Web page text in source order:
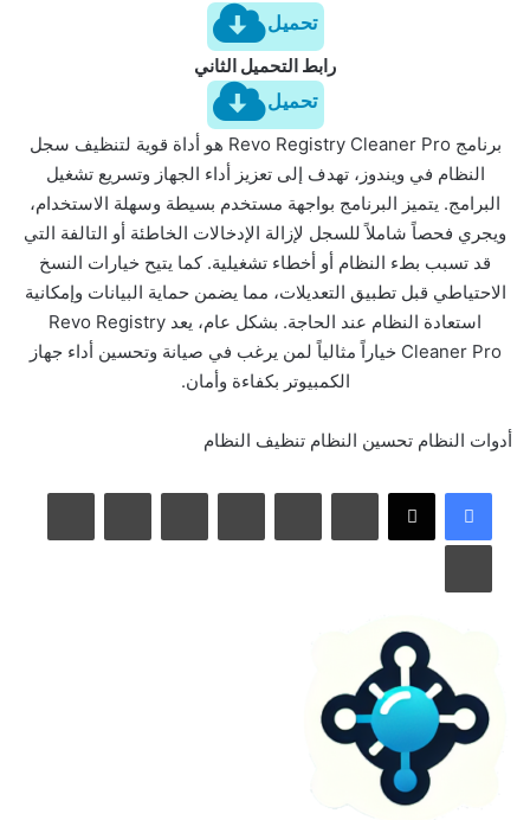
تحميل
رابط التحميل الثاني
تحميل
برنامج Revo Registry Cleaner Pro هو أداة قوية لتنظيف سجل
النظام في ويندوز، تهدف إلى تعزيز أداء الجهاز وتسريع تشغيل
البرامج. يتميز البرنامج بواجهة مستخدم بسيطة وسهلة الاستخدام،
ويجري فحصاً شاملاً للسجل لإزالة الإدخالات الخاطئة أو التالفة التي
قد تسبب بطء النظام أو أخطاء تشغيلية. كما يتيح خيارات النسخ
الاحتياطي قبل تطبيق التعديلات، مما يضمن حماية البيانات وإمكانية
استعادة النظام عند الحاجة. بشكل عام، يعد Revo Registry
Cleaner Pro خياراً مثالياً لمن يرغب في صيانة وتحسين أداء جهاز
الكمبيوتر بكفاءة وأمان.
أدوات النظام تحسين النظام تنظيف النظام
لينكدإن بينتيريست مشاركة عبر البريد
طباعة